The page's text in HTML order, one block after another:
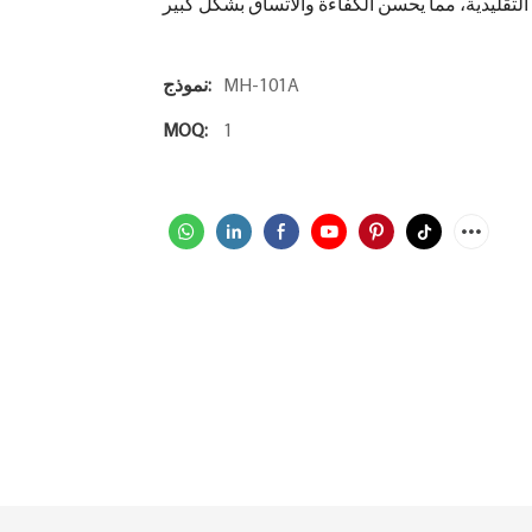
التقليدية، مما يحسن الكفاءة والاتساق بشكل كبير
نموذج: MH-101A
MOQ: 1